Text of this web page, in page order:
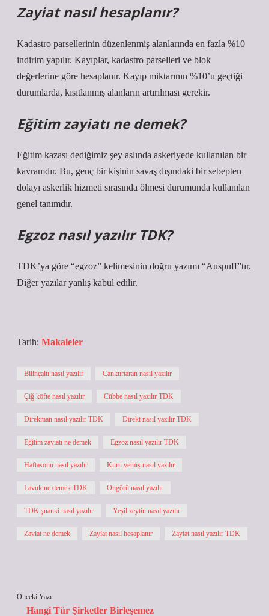
Zayiat nasıl hesaplanır?
Kadastro parsellerinin düzenlenmiş alanlarında en fazla %10
indirim yapılır. Kayıplar, kadastro parselleri ve blok
değerlerine göre hesaplanır. Kayıp miktarının %10’u geçtiği
durumlarda, kısıtlanmış alanların artırılması gerekir.
Eğitim zayiatı ne demek?
Eğitim kazası dediğimiz şey aslında askeriyede kullanılan bir
kavramdır. Bu, genç bir kişinin savaş dışındaki bir sebepten
dolayı askerlik hizmeti sırasında ölmesi durumunda kullanılan
genel tanımdır.
Egzoz nasıl yazılır TDK?
TDK’ya göre “egzoz” kelimesinin doğru yazımı “Auspuff”tır.
Diğer yazılar yanlış kabul edilir.
Tarih: Makaleler
Bilinçaltı nasıl yazılır Cankurtaran nasıl yazılır
Çiğ köfte nasıl yazılır Cübbe nasıl yazılır TDK
Direkman nasıl yazılır TDK Direkt nasıl yazılır TDK
Eğitim zayiatı ne demek Egzoz nasıl yazılır TDK
Haftasonu nasıl yazılır Kuru yemiş nasıl yazılır
Lavuk ne demek TDK Öngörü nasıl yazılır
TDK şuanki nasıl yazılır Yeşil zeytin nasıl yazılır
Zaviat ne demek Zayiat nasıl hesaplanır Zayiat nasıl yazılır TDK
Önceki Yazı
Hangi Tür Şirketler Birleşemez